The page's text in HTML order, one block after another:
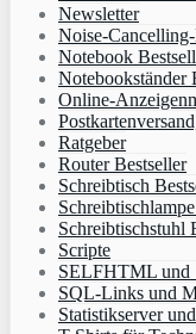
Newsletter
Noise-
Notebook
Notebookständer
Online-
Ratgeber
Router Bestseller
Schreibtisch
Schreibtischstuhl
Scripte
SELFHTML und
SQL-Links und
Statistikserver